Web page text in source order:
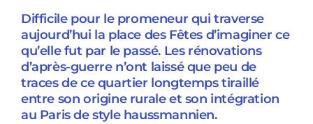
Difficile pour le promeneur qui traverse
aujourd’hui la place des Fêtes d’imaginer ce
qu’elle fut par le passé. Les rénovations
d’après-guerre n’ont laissé que peu de
traces de ce quartier longtemps tiraillé
entre son origine rurale et son intégration
au Paris de style haussmannien.